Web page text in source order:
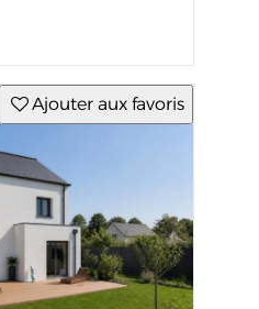
Ajouter aux favoris